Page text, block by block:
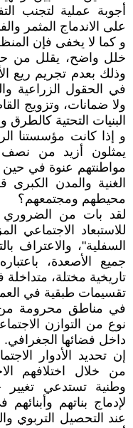
أجوبة عملية لتجنب
على الاندماج المثمر
و كما لا يخفى فإن
خلل واضح، يقلل من
وذلك بعدم تجريم ريع
في الحقول الزراعية
ولا ضمانات، وتزويج
البنيات التحتية
و إذا كانت مؤسستنا
يمثلون أزيد من نصف
مواطنتهم عنوة في حين
الغنية والمدن
محيطهم ومجتمعهم؟
لقد بات من الضروري
للاستبعاد الاجتماعي
السفلية"، والاعتراف
جميع الأصعدة،
تاريخية مختلة،
تقسيمات طبقية في
في مناطق محرومة من
نوع من التوازن
داخل فضائها الجغرافي.
إن تحديد الأدوار
من خلال اختلافهم
وطنية تستدعي تغيير
لإدماج بناتهم
عند التحصيل التربوي